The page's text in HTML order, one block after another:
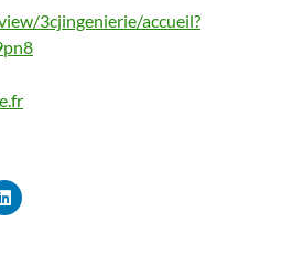
3cjingenierie/accueil?